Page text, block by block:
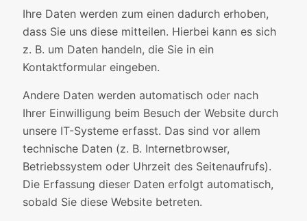
Ihre Daten werden zum einen dadurch erhoben,
dass Sie uns diese mitteilen. Hierbei kann es sich
z. B. um Daten handeln, die Sie in ein
Kontaktformular eingeben.
Andere Daten werden automatisch oder nach
Ihrer Einwilligung beim Besuch der Website durch
unsere IT-Systeme erfasst. Das sind vor allem
technische Daten (z. B. Internetbrowser,
Betriebssystem oder Uhrzeit des Seitenaufrufs).
Die Erfassung dieser Daten erfolgt automatisch,
sobald Sie diese Website betreten.